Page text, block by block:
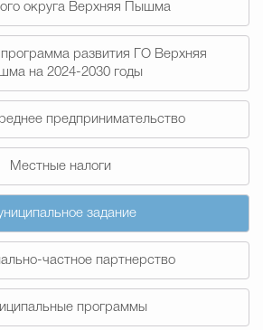
Экономика
Счётная палата Городского
Избирательная
Гостям Городского
округа Верхняя Пышма
развития ГО Верхняя
на 2024-2030 годы
предпринимательство
Местные налоги
задание
частное партнерство
программы